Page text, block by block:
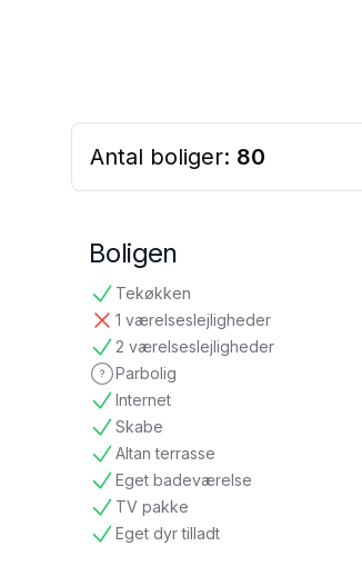
Antal boliger: 80
Boligen
Tekøkken
tilgængelig
1 værelseslejligheder
ikke tilgængelig
2 værelseslejligheder
tilgængelig
Parbolig
ikke oplyst
Internet
tilgængelig
Skabe
tilgængelig
Altan terrasse
tilgængelig
Eget badeværelse
tilgængelig
TV pakke
tilgængelig
Eget dyr tilladt
tilgængelig